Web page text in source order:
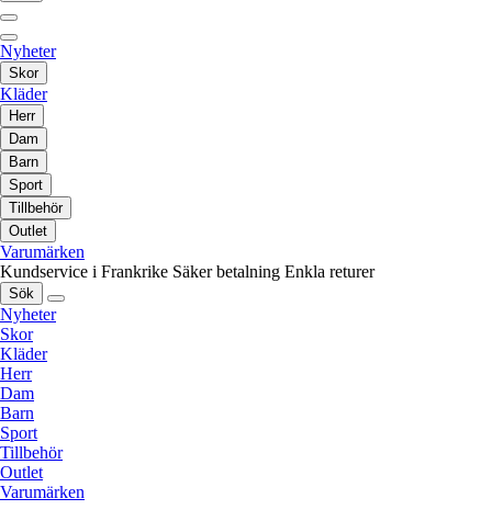
Nyheter
Skor
Kläder
Herr
Dam
Barn
Sport
Tillbehör
Outlet
Varumärken
Kundservice i Frankrike Säker betalning Enkla returer
Sök
Nyheter
Skor
Kläder
Herr
Dam
Barn
Sport
Tillbehör
Outlet
Varumärken